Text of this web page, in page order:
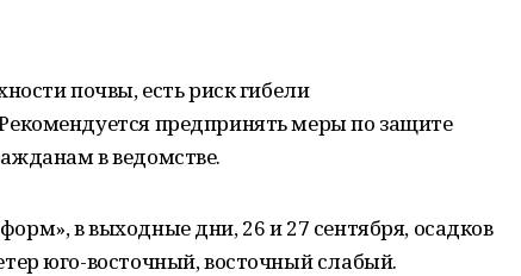
почвы, есть риск гибели
предпринять меры по защите
в ведомстве.
в выходные дни, 26 и 27 сентября, осадков
юго-восточный, восточный слабый.